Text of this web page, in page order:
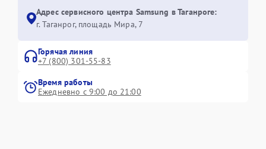
Адрес сервисного центра Samsung в Таганроге:
г. Таганрог, площадь Мира, 7
Горячая линия
+7 (800) 301-55-83
Время работы
Ежедневно с 9:00 до 21:00